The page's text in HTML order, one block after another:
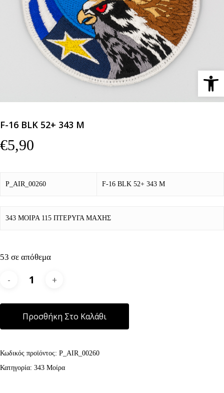
F-16 BLK 52+ 343 Μ
€5,90
P_AIR_00260 F-16 BLK 52+ 343 Μ
343 ΜΟΙΡΑ 115 ΠΤΕΡΥΓΑ ΜΑΧΗΣ
53 σε απόθεμα
Προσθήκη Στο Καλάθι
Κωδικός προϊόντος: P_AIR_00260
Κατηγορία: 343 Μοίρα